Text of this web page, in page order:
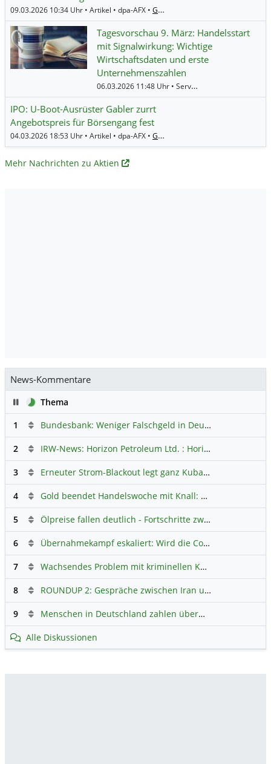
09.03.2026 10:34 Uhr • Artikel • dpa-AFX • Gabler Group
Tagesvorschau 9. März: Handelsstart
mit Signalwirkung: Wichtige
Wirtschaftsdaten und erste
Unternehmenszahlen
06.03.2026 11:48 Uhr • Service • BörsenNEWS.de •
IPO: U-Boot-Ausrüster Gabler zurrt
Angebotspreis für Börsengang fest
04.03.2026 18:53 Uhr • Artikel • dpa-AFX • Gabler Group
Mehr Nachrichten zu Aktien
News-Kommentare
PauseThema
1
Bundesbank: Weniger Falschgeld in Deutschland
2 IRW-News: Horizon Petroleum Ltd. : Horizon Petroleum beginnt mit der Testförderung im Projekt Lachowice in Polen und schließt die Platzierung einer überzeichneten Wandelanleihe ab
3 Erneuter Strom-Blackout legt ganz Kuba lahm
4 Gold beendet Handelswoche mit Knall: Barrick Mining – Ist diese Aktie wieder ein Kauf?
5 Ölpreise fallen deutlich - Fortschritte zwischen USA und Iran belasten
6 Übernahmekampf eskaliert: Wird die Commerzbank italienisch?
7 Wachsendes Problem mit kriminellen Kunden im Online-Handel
8 ROUNDUP 2: Gespräche zwischen Iran und USA starten - Vance optimistisch
9 Menschen in Deutschland zahlen überwiegend ohne Bargeld
Alle Diskussionen